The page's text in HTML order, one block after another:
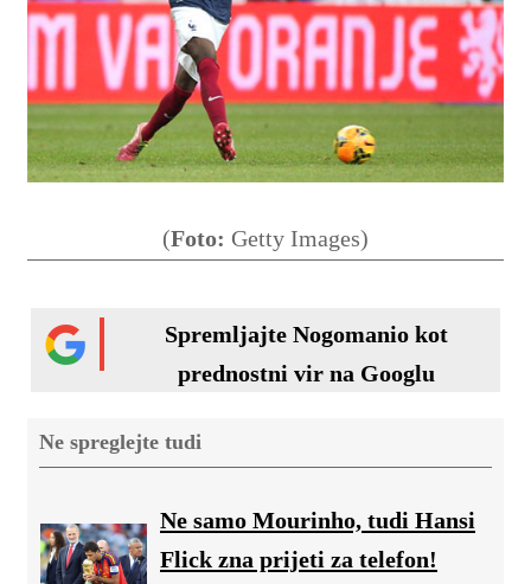
(Foto: Getty Images)
Spremljajte Nogomanio kot
prednostni vir na Googlu
Ne spreglejte tudi
Ne samo Mourinho, tudi Hansi
Flick zna prijeti za telefon!